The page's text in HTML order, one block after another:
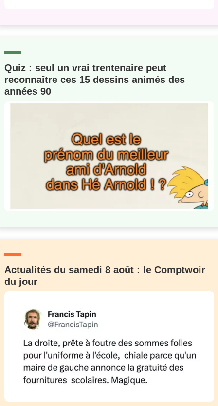
Quiz : seul un vrai trentenaire peut
reconnaître ces 15 dessins animés des
années 90
Actualités du samedi 8 août : le Comptwoir
du jour